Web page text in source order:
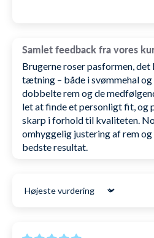
Denne model, uanset farve
og kan bruges i alle
udendørs.
Stropperne på Poseidon
du kan placere dem bag på
hinanden for at opnå den
tilføjet på begge stropper, så
LÆS MERE OM RETUR
Samlet feedback fra vores
Brugerne roser pasformen, det
tætning – både i svømmehal og
dobbelte rem og de
let at finde et personligt fit, og
skarp i forhold til kvaliteten.
omhyggelig justering af rem
bedste resultat.
Sort by